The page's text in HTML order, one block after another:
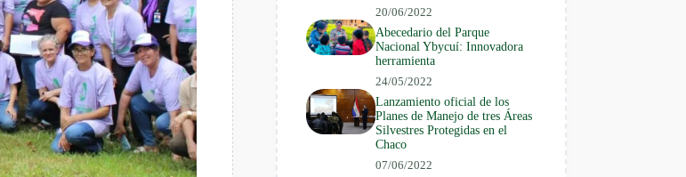
20/06/2022
Abecedario del Parque
Nacional Ybycuí: Innovadora
herramienta
24/05/2022
Lanzamiento oficial de los
Planes de Manejo de tres Áreas
Silvestres Protegidas en el
Chaco
07/06/2022